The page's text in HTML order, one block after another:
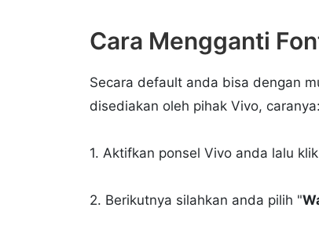
Cara Mengganti
Secara default anda bisa dengan
disediakan oleh pihak Vivo, caranya:
1. Aktifkan ponsel Vivo anda lalu
2. Berikutnya silahkan anda pilih "